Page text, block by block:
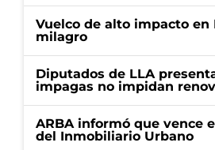
Vuelco de alto impacto en
milagro
Diputados de LLA
impagas no impidan
ARBA informó que vence
del Inmobiliario Urbano